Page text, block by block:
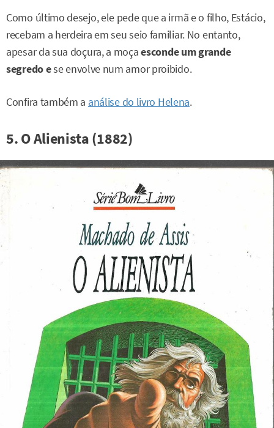
Como último desejo, ele pede que a irmã e o filho, Estácio,
recebam a herdeira em seu seio familiar. No entanto,
apesar da sua doçura, a moçaesconde um grande
segredo ese envolve num amor proibido.
Confira também a análise do livro Helena.
5. O Alienista (1882)